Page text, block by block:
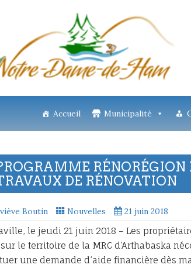
Accueil Municipalité
RÉNORÉGION
DE RÉNOVATION
Boutin Nouvelles 21 juin 2018
le jeudi 21 juin 2018 – Les
le territoire de la MRC d’Arthabaska
une demande d’aide financière dès